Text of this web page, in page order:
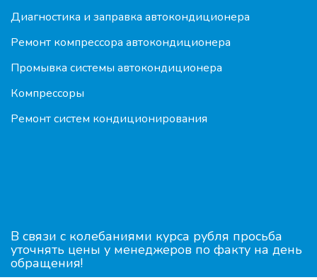
Диагностика и заправка автокондиционера
Ремонт компрессора автокондиционера
Промывка системы автокондиционера
Компрессоры
Ремонт систем кондиционирования
В связи с колебаниями курса рубля просьба
уточнять цены у менеджеров по факту на день
обращения!